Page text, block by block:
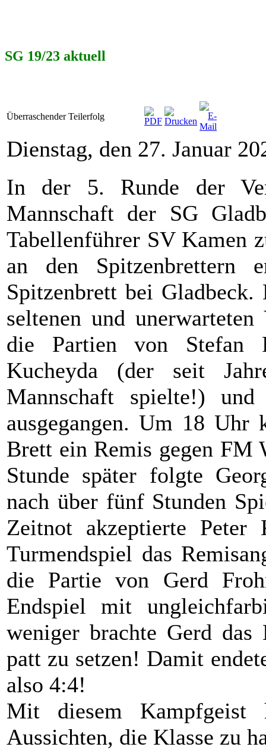
SG 19/23 aktuell
Überraschender Teilerfolg
Dienstag, den 27. Januar
In der 5. Runde der
Mannschaft der SG
Tabellenführer SV Kamen
an den Spitzenbrettern
Spitzenbrett bei
seltenen und
die Partien von Stefan
Kucheyda (der seit
Mannschaft spielte!)
ausgegangen. Um 18 Uhr
Brett ein Remis gegen FM
Stunde später folgte
nach über fünf Stunden
Zeitnot akzeptierte Peter
Turmendspiel das
die Partie von Gerd
Endspiel mit
weniger brachte Gerd
patt zu setzen! Damit
also 4:4!
Mit diesem
Aussichten, die Klasse zu